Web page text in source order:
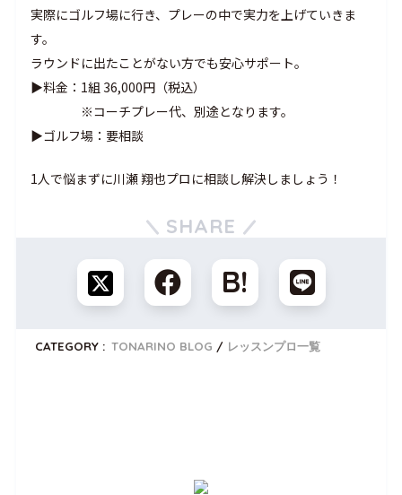
実際にゴルフ場に行き、プレーの中で実力を上げていきま
す。
ラウンドに出たことがない方でも安心サポート。
▶料金：1組 36,000円（税込）
※コーチプレー代、別途となります。
▶ゴルフ場：要相談
1人で悩まずに川瀬 翔也プロに相談し解決しましょう！
SHARE
CATEGORY : TONARINO BLOG レッスンプロ一覧